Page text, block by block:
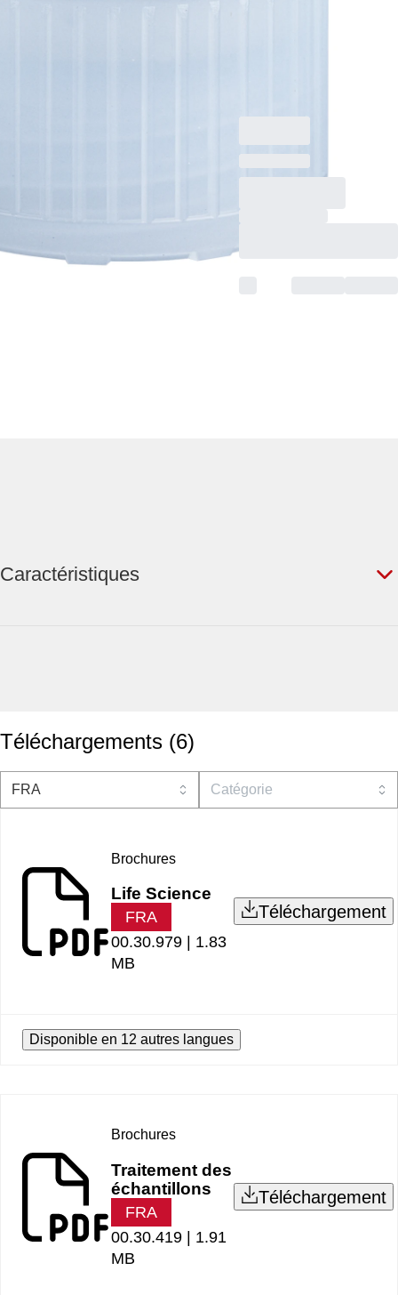
Caractéristiques
Téléchargements (6)
Brochures
Life Science
FRA
00.30.979 | 1.83
MB
Téléchargement
Disponible en 12 autres langues
Brochures
Traitement des
échantillons
FRA
00.30.419 | 1.91
MB
Téléchargement